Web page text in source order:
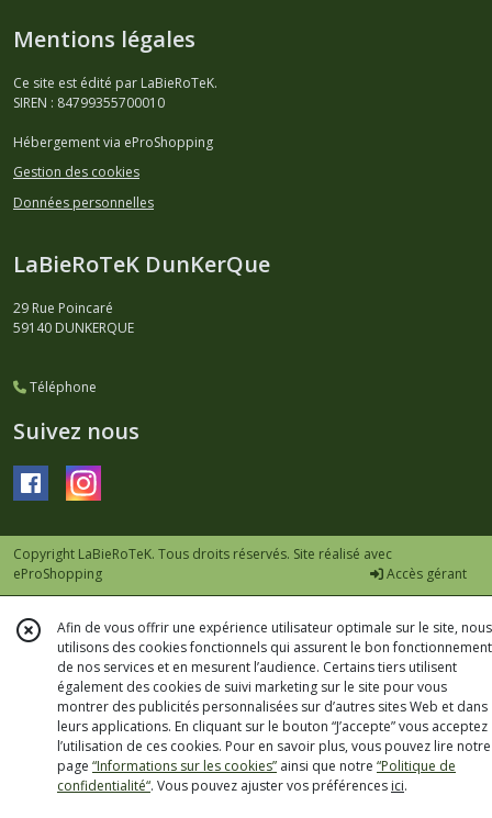
Mentions légales
Ce site est édité par LaBieRoTeK.
SIREN : 84799355700010
Hébergement via eProShopping
Gestion des cookies
Données personnelles
LaBieRoTeK DunKerQue
29 Rue Poincaré
59140 DUNKERQUE
Téléphone
Suivez nous
Copyright LaBieRoTeK. Tous droits réservés. Site réalisé avec
eProShopping
Accès gérant
Afin de vous offrir une expérience utilisateur optimale sur le site, nous
utilisons des cookies fonctionnels qui assurent le bon fonctionnement
de nos services et en mesurent l’audience. Certains tiers utilisent
également des cookies de suivi marketing sur le site pour vous
montrer des publicités personnalisées sur d’autres sites Web et dans
leurs applications. En cliquant sur le bouton “J’accepte” vous acceptez
l’utilisation de ces cookies. Pour en savoir plus, vous pouvez lire notre
page “Informations sur les cookies” ainsi que notre “Politique de
confidentialité“. Vous pouvez ajuster vos préférences ici.